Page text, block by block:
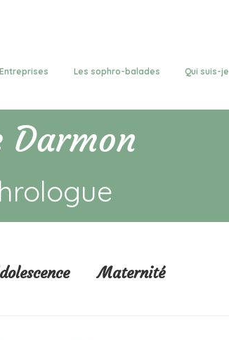
Darmon
Maternité
Entreprises Les sophro-balades Qui suis-je